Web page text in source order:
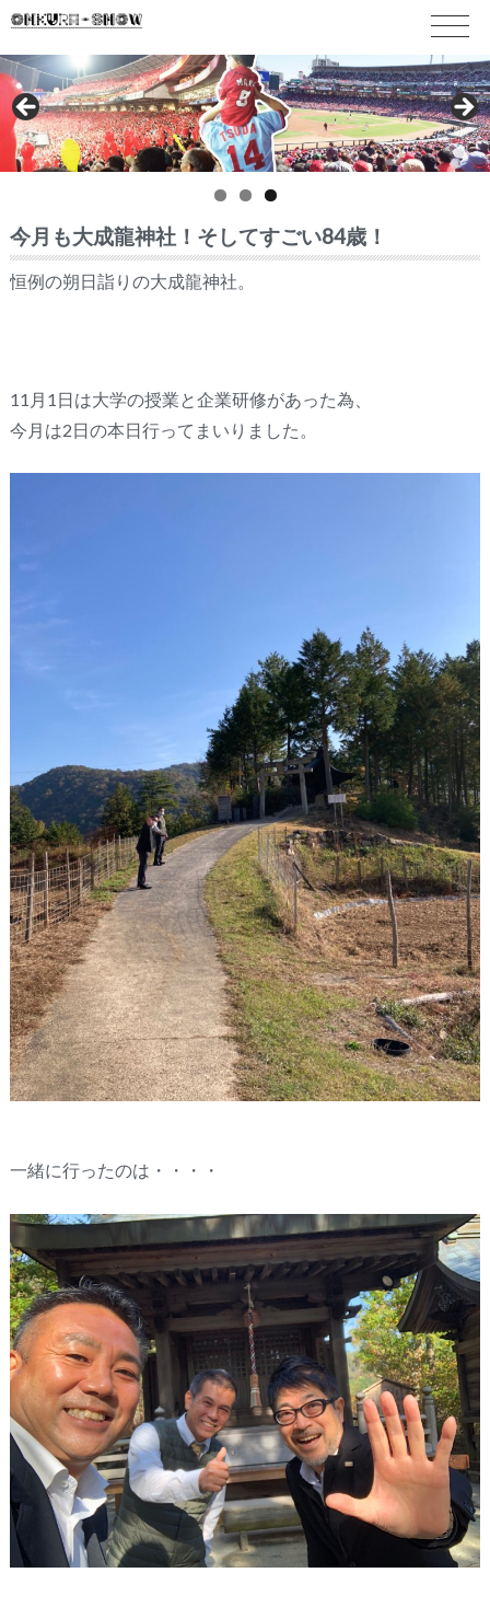
今月も大成龍神社！そしてすごい84歳！
恒例の朔日詣りの大成龍神社。
11月1日は大学の授業と企業研修があった為、
今月は2日の本日行ってまいりました。
一緒に行ったのは・・・・